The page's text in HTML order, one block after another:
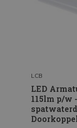
LCB
LED
115lm p/w